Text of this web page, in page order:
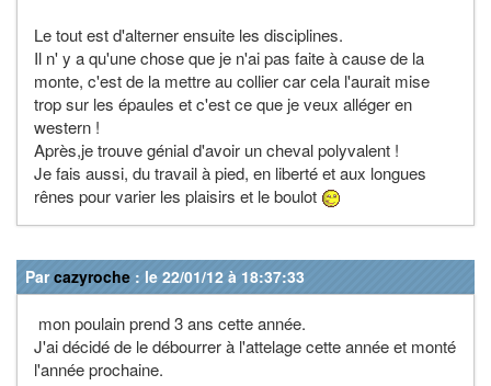
Le tout est d'alterner ensuite les disciplines.
Il n' y a qu'une chose que je n'ai pas faite à cause de la
monte, c'est de la mettre au collier car cela l'aurait mise
trop sur les épaules et c'est ce que je veux alléger en
western !
Après,je trouve génial d'avoir un cheval polyvalent !
Je fais aussi, du travail à pied, en liberté et aux longues
rênes pour varier les plaisirs et le boulot
Parcazyroche : le 22/01/12 à 18:37:33
mon poulain prend 3 ans cette année.
J'ai décidé de le débourrer à l'attelage cette année et monté
l'année prochaine.